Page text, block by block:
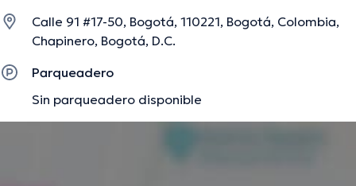
Calle 91 #17-50, Bogotá, 110221, Bogotá, Colombia,
Chapinero, Bogotá, D.C.
Parqueadero
Sin parqueadero disponible